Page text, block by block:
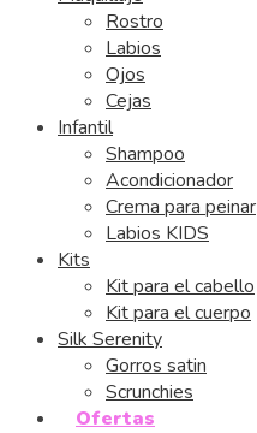
Rostro
Labios
Ojos
Cejas
Infantil
Shampoo
Acondicionador
Crema para peinar
Labios KIDS
Kits
Kit para el cabello
Kit para el cuerpo
Silk Serenity
Gorros satin
Scrunchies
Ofertas